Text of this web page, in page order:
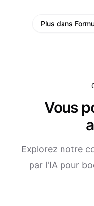
Plus dans
Vous
Explorez notre
par l'IA pour